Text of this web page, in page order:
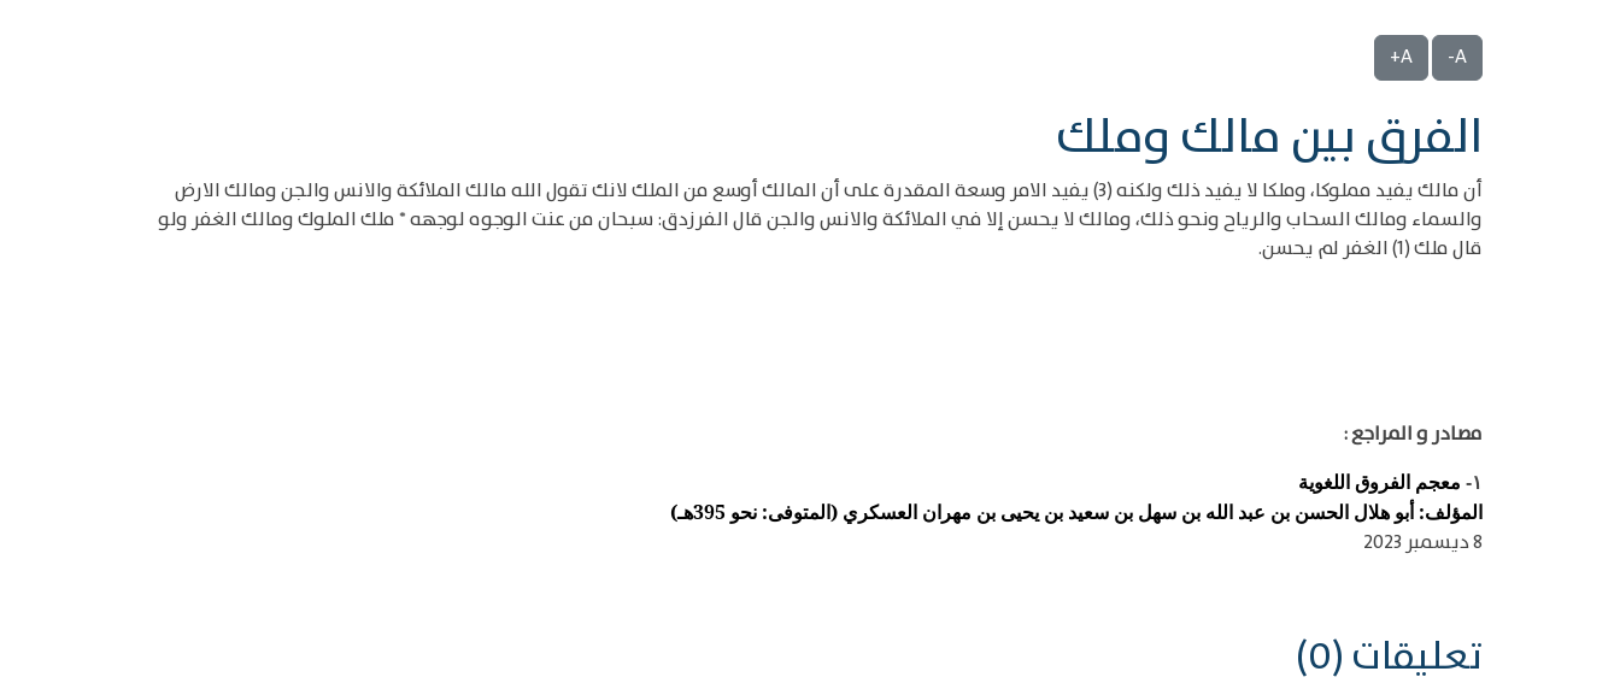
A-
A+
الفرق بين مالك وملك
أن مالك يفيد مملوكا، وملكا لا يفيد ذلك ولكنه (3) يفيد الامر وسعة المقدرة على أن المالك أوسع من الملك لانك تقول الله مالك الملائكة والانس والجن ومالك الارض
والسماء ومالك السحاب والرياح ونحو ذلك، ومالك لا يحسن إلا في الملائكة والانس والجن قال الفرزدق: سبحان من عنت الوجوه لوجهه * ملك الملوك ومالك الغفر ولو
قال ملك (1) الغفر لم يحسن.
مصادر و المراجع :
١-
معجم الفروق اللغوية
المؤلف: أبو هلال الحسن بن عبد الله بن سهل بن سعيد بن يحيى بن مهران العسكري (المتوفى: نحو 395هـ)
8 ديسمبر 2023
تعليقات (0)